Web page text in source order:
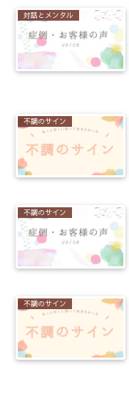
対話とメンタル
不調のサイン
不調のサイン
不調のサイン